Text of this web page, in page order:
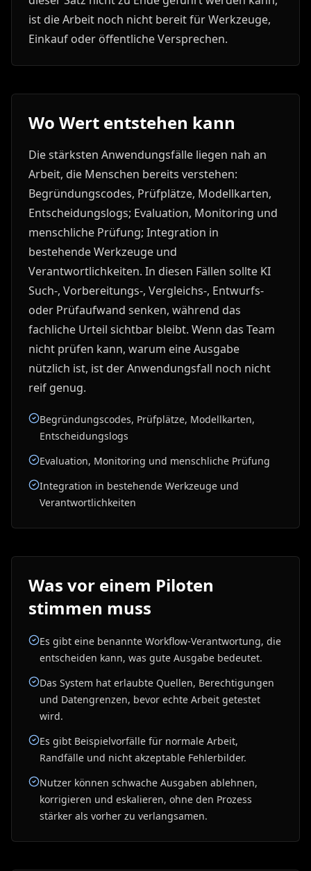
ist die Arbeit noch nicht bereit für Werkzeuge,
Einkauf oder öffentliche Versprechen.
Wo Wert entstehen kann
Die stärksten Anwendungsfälle liegen nah an
Arbeit, die Menschen bereits verstehen:
Begründungscodes, Prüfplätze, Modellkarten,
Entscheidungslogs; Evaluation, Monitoring und
menschliche Prüfung; Integration in
bestehende Werkzeuge und
Verantwortlichkeiten. In diesen Fällen sollte KI
Such-, Vorbereitungs-, Vergleichs-, Entwurfs-
oder Prüfaufwand senken, während das
fachliche Urteil sichtbar bleibt. Wenn das Team
nicht prüfen kann, warum eine Ausgabe
nützlich ist, ist der Anwendungsfall noch nicht
reif genug.
Begründungscodes, Prüfplätze, Modellkarten,
Entscheidungslogs
Evaluation, Monitoring und menschliche Prüfung
Integration in bestehende Werkzeuge und
Verantwortlichkeiten
Was vor einem Piloten
stimmen muss
Es gibt eine benannte Workflow-Verantwortung, die
entscheiden kann, was gute Ausgabe bedeutet.
Das System hat erlaubte Quellen, Berechtigungen
und Datengrenzen, bevor echte Arbeit getestet
wird.
Es gibt Beispielvorfälle für normale Arbeit,
Randfälle und nicht akzeptable Fehlerbilder.
Nutzer können schwache Ausgaben ablehnen,
korrigieren und eskalieren, ohne den Prozess
stärker als vorher zu verlangsamen.